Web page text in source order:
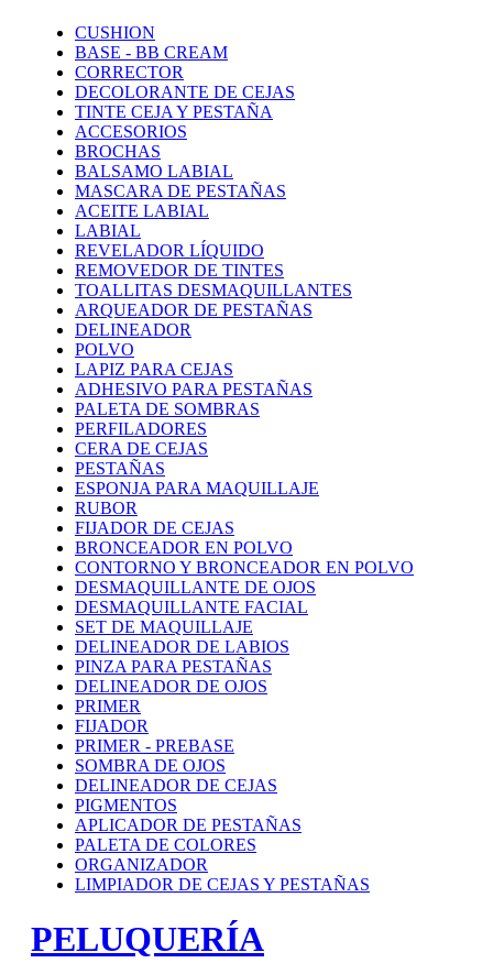
CUSHION
BASE - BB CREAM
CORRECTOR
DECOLORANTE DE CEJAS
TINTE CEJA Y PESTAÑA
ACCESORIOS
BROCHAS
BALSAMO LABIAL
MASCARA DE PESTAÑAS
ACEITE LABIAL
LABIAL
REVELADOR LÍQUIDO
REMOVEDOR DE TINTES
TOALLITAS DESMAQUILLANTES
ARQUEADOR DE PESTAÑAS
DELINEADOR
POLVO
LAPIZ PARA CEJAS
ADHESIVO PARA PESTAÑAS
PALETA DE SOMBRAS
PERFILADORES
CERA DE CEJAS
PESTAÑAS
ESPONJA PARA MAQUILLAJE
RUBOR
FIJADOR DE CEJAS
BRONCEADOR EN POLVO
CONTORNO Y BRONCEADOR EN POLVO
DESMAQUILLANTE DE OJOS
DESMAQUILLANTE FACIAL
SET DE MAQUILLAJE
DELINEADOR DE LABIOS
PINZA PARA PESTAÑAS
DELINEADOR DE OJOS
PRIMER
FIJADOR
PRIMER - PREBASE
SOMBRA DE OJOS
DELINEADOR DE CEJAS
PIGMENTOS
APLICADOR DE PESTAÑAS
PALETA DE COLORES
ORGANIZADOR
LIMPIADOR DE CEJAS Y PESTAÑAS
PELUQUERÍA